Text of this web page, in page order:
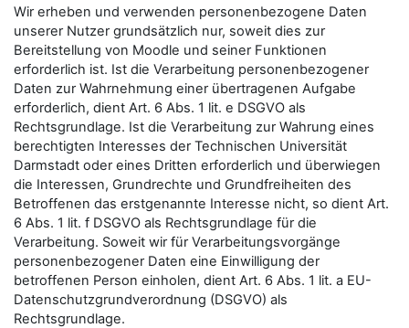
Wir erheben und verwenden personenbezogene Daten
unserer Nutzer grundsätzlich nur, soweit dies zur
Bereitstellung von Moodle und seiner Funktionen
erforderlich ist. Ist die Verarbeitung personenbezogener
Daten zur Wahrnehmung einer übertragenen Aufgabe
erforderlich, dient Art. 6 Abs. 1 lit. e DSGVO als
Rechtsgrundlage. Ist die Verarbeitung zur Wahrung eines
berechtigten Interesses der Technischen Universität
Darmstadt oder eines Dritten erforderlich und überwiegen
die Interessen, Grundrechte und Grundfreiheiten des
Betroffenen das erstgenannte Interesse nicht, so dient Art.
6 Abs. 1 lit. f DSGVO als Rechtsgrundlage für die
Verarbeitung. Soweit wir für Verarbeitungsvorgänge
personenbezogener Daten eine Einwilligung der
betroffenen Person einholen, dient Art. 6 Abs. 1 lit. a EU-
Datenschutzgrundverordnung (DSGVO) als
Rechtsgrundlage.